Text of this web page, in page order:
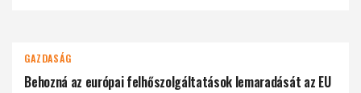
GAZDASÁG
Behozná az európai felhőszolgáltatások lemaradását az EU